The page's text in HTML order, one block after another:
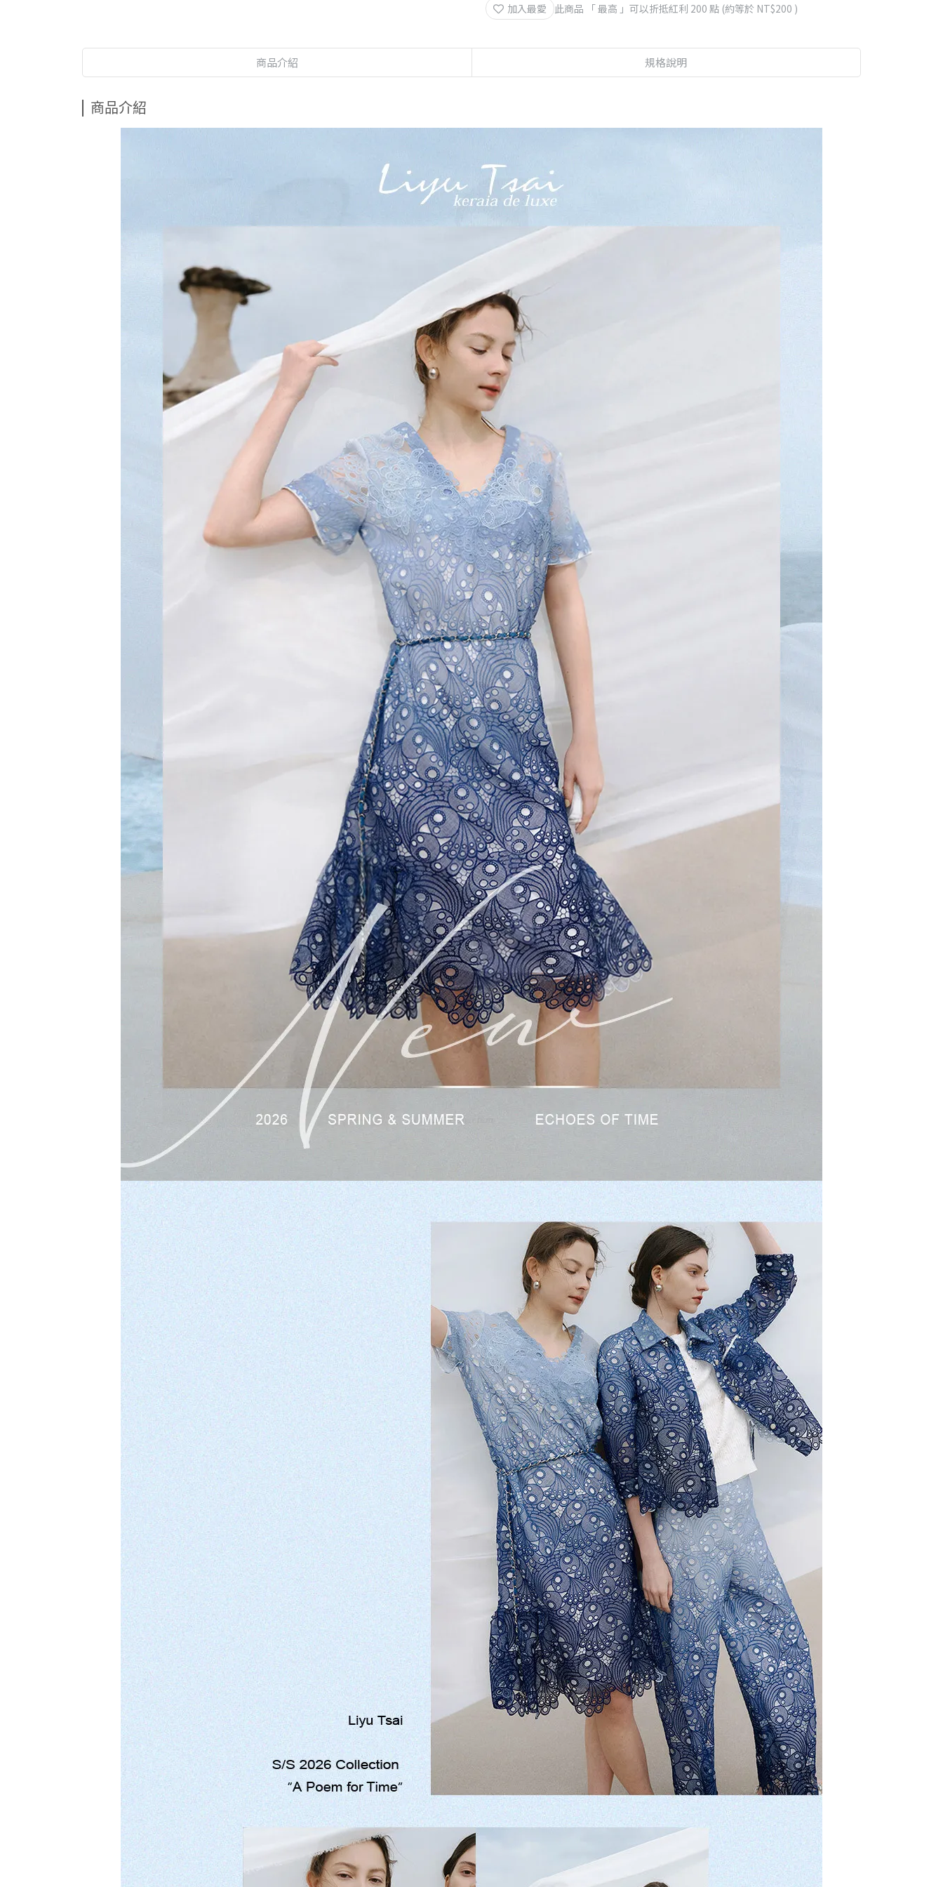
加入最愛 此商品 「 最高 」可以折抵紅利 200 點 (約等於 NT$200 )
商品介紹 規格說明
商品介紹